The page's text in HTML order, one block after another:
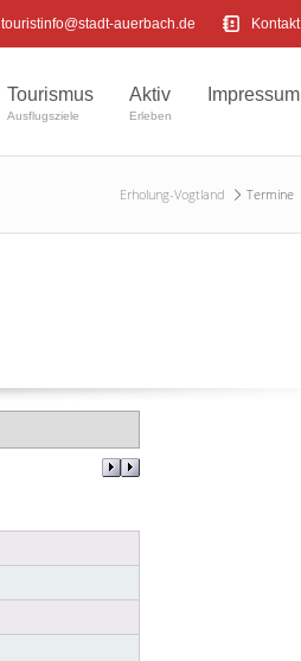
touristinfo@stadt-auerbach.de Kontakt
Tourismus
Ausflugsziele
Aktiv
Erleben
Impressum
Erholung-Vogtland Termine